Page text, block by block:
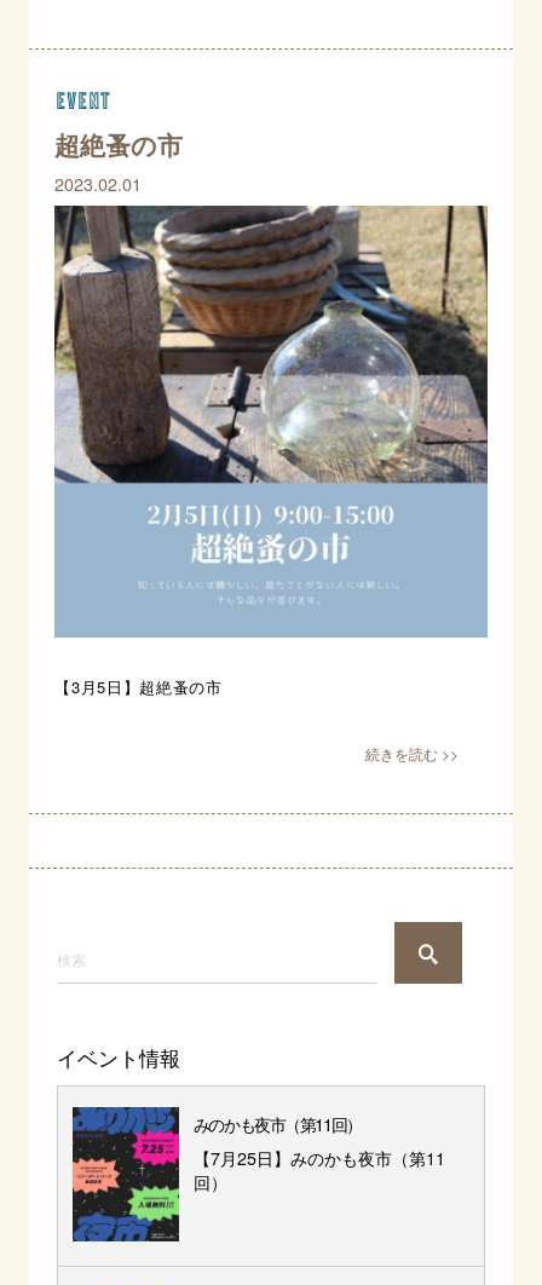
event
超絶蚤の市
2023.02.01
【3月5日】超絶蚤の市
イベント情報
みのかも夜市（第11回）
【7月25日】みのかも夜市（第11
回）